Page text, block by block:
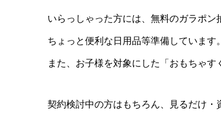
いらっしゃった方には、無料のガラポン
ちょっと便利な日用品等準備しています。
また、お子様を対象にした「おもちゃす
契約検討中の方はもちろん、見るだけ・